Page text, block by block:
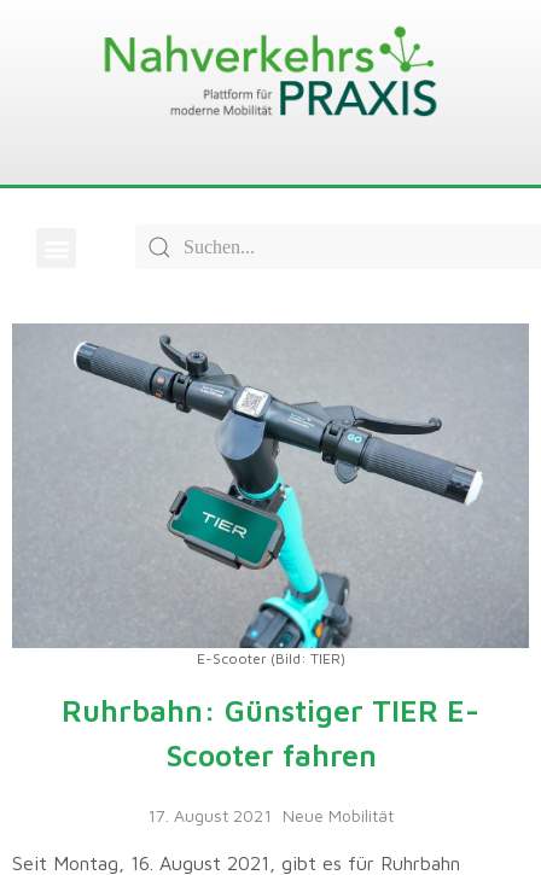
E-Scooter (Bild: TIER)
Ruhrbahn: Günstiger TIER E-
Scooter fahren
17. August 2021 Neue Mobilität
Seit Montag, 16. August 2021, gibt es für Ruhrbahn